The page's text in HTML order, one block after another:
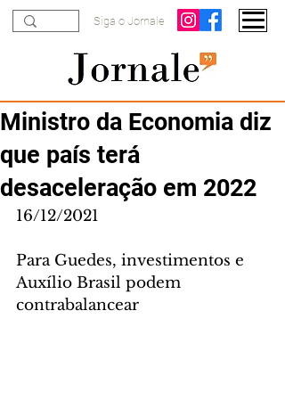
Siga o Jornale
Ministro da Economia diz
que país terá
desaceleração em 2022
16/12/2021
Para Guedes, investimentos e
Auxílio Brasil podem
contrabalancear